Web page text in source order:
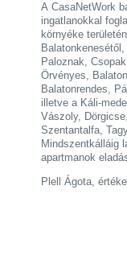
A CasaNetWork
ingatlanokkal
környéke
Paloznak,
Örvényes,
Balatonrendes,
illetve a Káli-
Vászoly,
Szentantalfa,
Mindszentkálláig
apartmanok
Plell Ágota,